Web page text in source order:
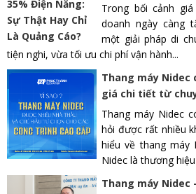
Trong bối cảnh
doanh ngày càng
một giải pháp di
tiện nghi, vừa tối ưu chi phí vận hành...
Thang máy
giá chi tiết từ
Thang máy Nidec
hỏi được rất nhiều
hiểu về thang máy
Nidec là thương
Thang máy Nidec